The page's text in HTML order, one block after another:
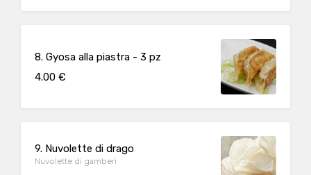
8. Gyosa alla piastra - 3 pz
4.00 €
9. Nuvolette di drago
Nuvolette di gamberi